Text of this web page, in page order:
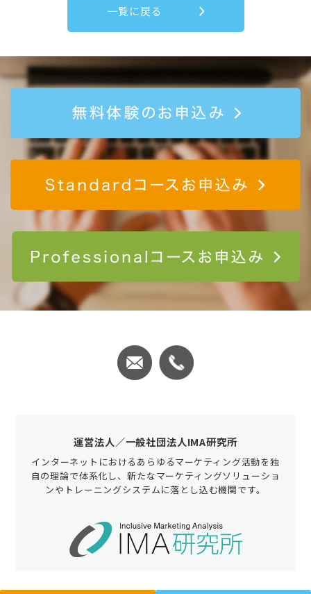
一覧に戻る
運営法人／一般社団法人IMA研究所
インターネットにおけるあらゆるマーケティング活動を独
自の理論で体系化し、新たなマーケティングソリューショ
ンやトレーニングシステムに落とし込む機関です。